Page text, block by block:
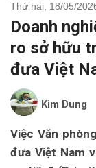
Thứ hai, 18/05/
Doanh
ro sở hữu
đưa Việt
Kim Dung
Việc Văn
đưa Việt Nam